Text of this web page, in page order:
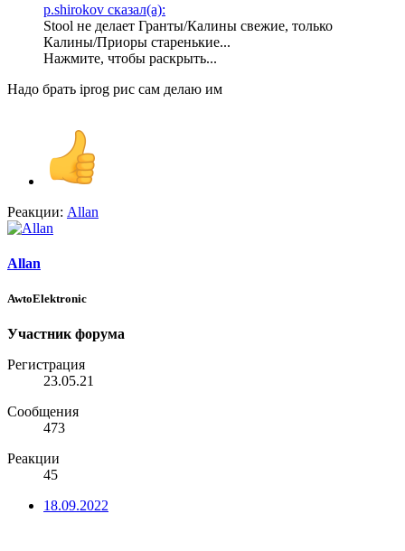
p.shirokov сказал(а):
Stool не делает Гранты/Калины свежие, только
Калины/Приоры старенькие...
Нажмите, чтобы раскрыть...
Надо брать iprog рис сам делаю им
Реакции: Allan
Allan
AwtoElektronic
Участник форума
Регистрация
23.05.21
Сообщения
473
Реакции
45
18.09.2022